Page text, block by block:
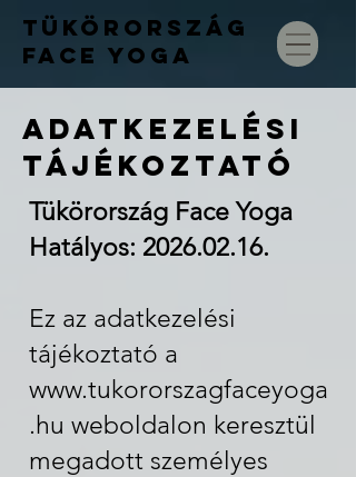
TÜKÖRORSZÁG
FACE YOGA
ADATKEZELÉSI
TÁJÉKOZTATÓ
Tükörország Face Yoga
Hatályos: 2026.02.16.
Ez az adatkezelési
tájékoztató a
www.tukororszagfaceyoga
.hu weboldalon keresztül
megadott személyes